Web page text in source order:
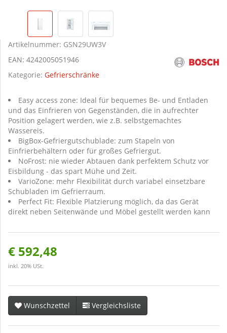
Artikelnummer: GSN29UW3V
EAN: 4242005051946
Kategorie: Gefrierschränke
Easy access zone: Ideal für bequemes Be- und Entladen
und das Einfrieren von Gegenständen, die in aufrechter
Position gelagert werden, wie z.B. selbstgemachtes
Wassereis.
BigBox-Gefriergutschublade: zum Stapeln von
Einfrierbehältern oder für großes Gefriergut.
NoFrost: nie wieder Abtauen dank perfektem Schutz vor
Eisbildung - das spart Mühe und Zeit.
VarioZone: mehr Flexibilität durch variabel einsetzbare
Schubladen im Gefrierraum.
Perfect Fit: Flexible Platzierung möglich, da das Gerät
direkt neben Seitenwände und Möbel gestellt werden kann
€ 592,48
inkl. 20% USt.
Wunschzettel Vergleichsliste